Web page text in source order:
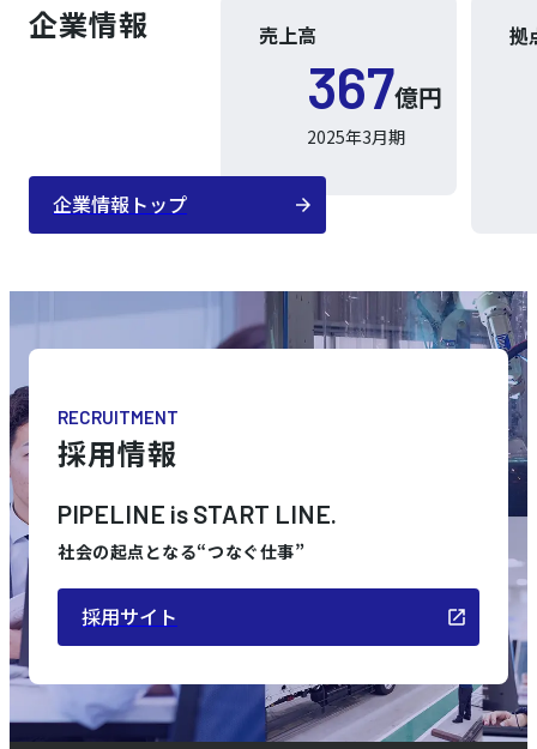
企業情報 売上高
367億円
2025年3月期
拠
企業情報トップ
RECRUITMENT
採用情報
PIPELINE is START LINE.
社会の起点となる“つなぐ仕事”
採用サイト